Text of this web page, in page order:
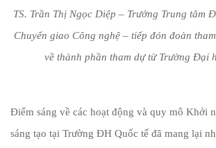
TS. Trần Thị Ngọc Diệp – Trưởng Trung tâm
Chuyển giao Công nghệ – tiếp đón đoàn
về thành phần tham dự từ Trường Đại
Điểm sáng về các hoạt động và quy mô Khởi
sáng tạo tại Trường ĐH Quốc tế đã mang lại